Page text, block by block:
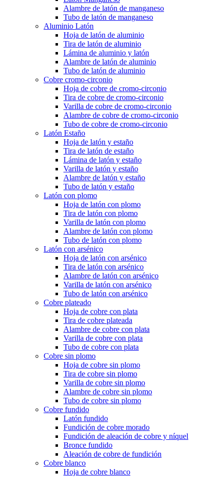
Alambre de latón de manganeso
Tubo de latón de manganeso
Aluminio Latón
Hoja de latón de aluminio
Tira de latón de aluminio
Lámina de aluminio y latón
Alambre de latón de aluminio
Tubo de latón de aluminio
Cobre cromo-circonio
Hoja de cobre de cromo-circonio
Tira de cobre de cromo-circonio
Varilla de cobre de cromo-circonio
Alambre de cobre de cromo-circonio
Tubo de cobre de cromo-circonio
Latón Estaño
Hoja de latón y estaño
Tira de latón de estaño
Lámina de latón y estaño
Varilla de latón y estaño
Alambre de latón y estaño
Tubo de latón y estaño
Latón con plomo
Hoja de latón con plomo
Tira de latón con plomo
Varilla de latón con plomo
Alambre de latón con plomo
Tubo de latón con plomo
Latón con arsénico
Hoja de latón con arsénico
Tira de latón con arsénico
Alambre de latón con arsénico
Varilla de latón con arsénico
Tubo de latón con arsénico
Cobre plateado
Hoja de cobre con plata
Tira de cobre plateada
Alambre de cobre con plata
Varilla de cobre con plata
Tubo de cobre con plata
Cobre sin plomo
Hoja de cobre sin plomo
Tira de cobre sin plomo
Varilla de cobre sin plomo
Alambre de cobre sin plomo
Tubo de cobre sin plomo
Cobre fundido
Latón fundido
Fundición de cobre morado
Fundición de aleación de cobre y níquel
Bronce fundido
Aleación de cobre de fundición
Cobre blanco
Hoja de cobre blanco